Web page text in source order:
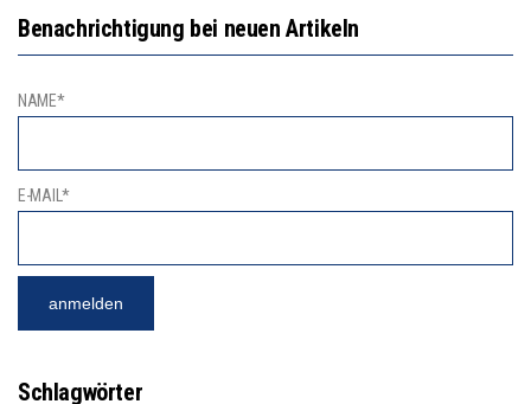
Benachrichtigung bei neuen Artikeln
NAME*
E-MAIL*
Schlagwörter